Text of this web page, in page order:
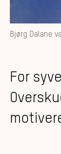
Bjørg Dalane
For